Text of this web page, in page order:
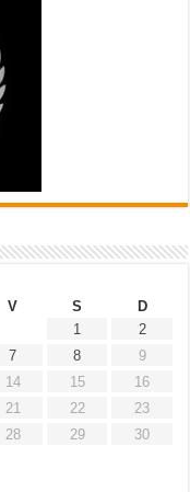
V S
D
1
2
7 8
9
14 15
16
21 22
23
28 29
30